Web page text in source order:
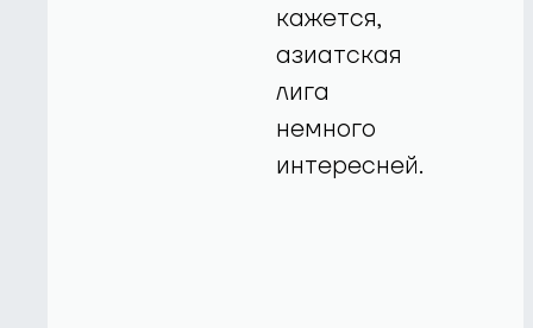
кажется,
азиатская
лига
немного
интересней.